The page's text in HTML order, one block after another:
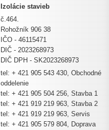
Izolácie stavieb
č.464.
Rohožník 906 38
IČO - 46115471
DIČ - 2023268973
DIČ DPH - SK2023268973
tel: + 421 905 543 430, Obchodné
oddelenie
tel: + 421 905 504 256, Stavba 1
tel: + 421 919 219 963, Stavba 2
tel: + 421 919 219 963, Servis
tel: + 421 905 579 804, Doprava